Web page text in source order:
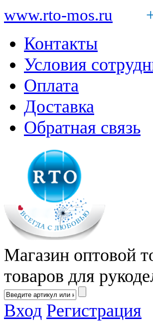
www.rto-mos.ru
Контакты
Условия
Оплата
Доставка
Обратная связь
Магазин оптовой
товаров для
Вход Регистрация